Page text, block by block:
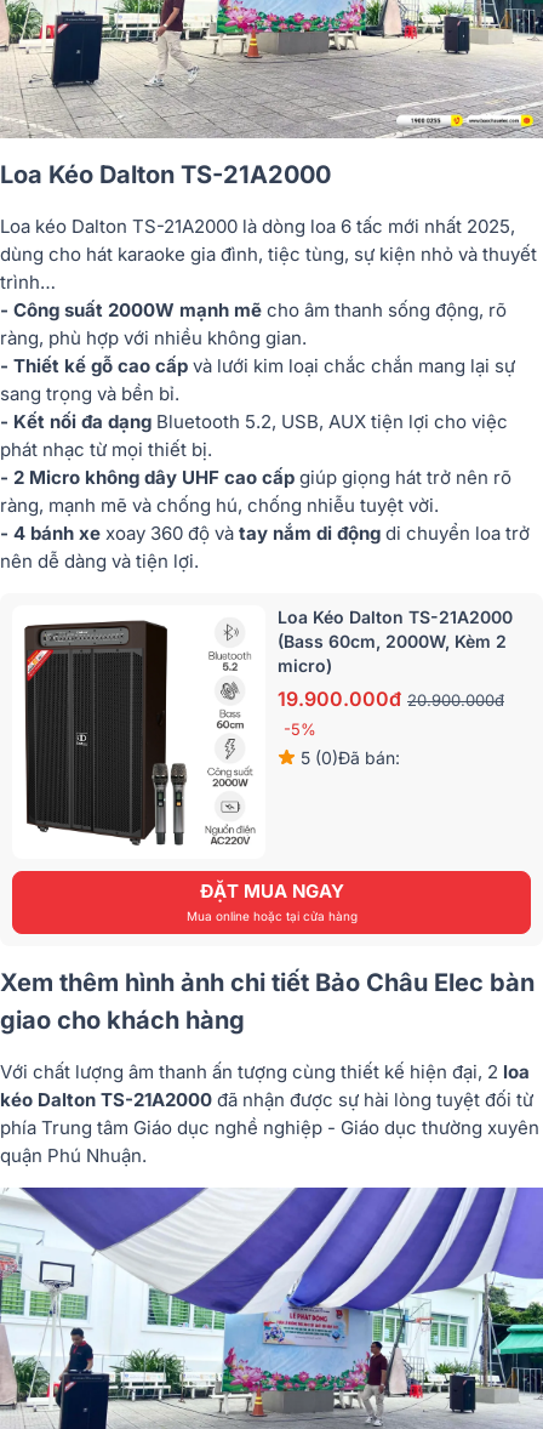
Loa Kéo Dalton TS-21A2000
Loa kéo Dalton TS-21A2000 là dòng loa 6 tấc mới nhất 2025,
dùng cho hát karaoke gia đình, tiệc tùng, sự kiện nhỏ và thuyết
trình…
- Công suất 2000W mạnh mẽ cho âm thanh sống động, rõ
ràng, phù hợp với nhiều không gian.
- Thiết kế gỗ cao cấp và lưới kim loại chắc chắn mang lại sự
sang trọng và bền bỉ.
- Kết nối đa dạng Bluetooth 5.2, USB, AUX tiện lợi cho việc
phát nhạc từ mọi thiết bị.
- 2 Micro không dây UHF cao cấp giúp giọng hát trở nên rõ
ràng, mạnh mẽ và chống hú, chống nhiễu tuyệt vời.
- 4 bánh xe xoay 360 độ và tay nắm di động di chuyển loa trở
nên dễ dàng và tiện lợi.
Loa Kéo Dalton TS-21A2000
(Bass 60cm, 2000W, Kèm 2
micro)
19.900.000đ 20.900.000đ
-5%
5 (0)Đã bán:
ĐẶT MUA NGAY
Mua online hoặc tại cửa hàng
Xem thêm hình ảnh chi tiết Bảo Châu Elec bàn
giao cho khách hàng
Với chất lượng âm thanh ấn tượng cùng thiết kế hiện đại, 2 loa
kéo Dalton TS-21A2000 đã nhận được sự hài lòng tuyệt đối từ
phía Trung tâm Giáo dục nghề nghiệp - Giáo dục thường xuyên
quận Phú Nhuận.